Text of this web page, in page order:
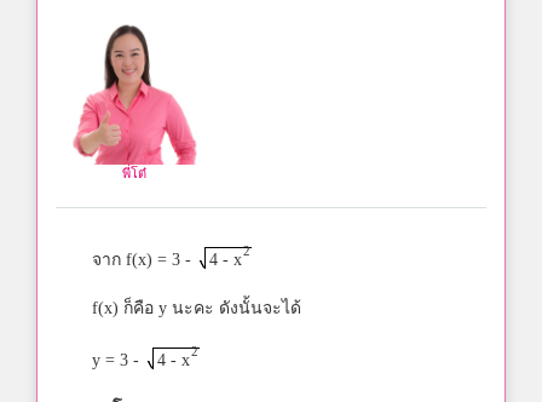
พี่โต๋
จาก f(x) = 3 - 4 - x2
f(x) ก็คือ y นะคะ ดังนั้นจะได้
y = 3 - 4 - x2